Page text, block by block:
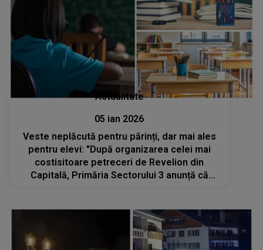
Actualitate
05 ian 2026
Veste neplăcută pentru părinți, dar mai ales
pentru elevi: "După organizarea celei mai
costisitoare petreceri de Revelion din
Capitală, Primăria Sectorului 3 anunță că